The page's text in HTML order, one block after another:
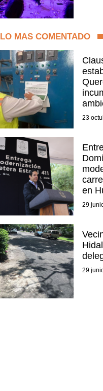
LO MAS COMENTADO
23
en
29
29